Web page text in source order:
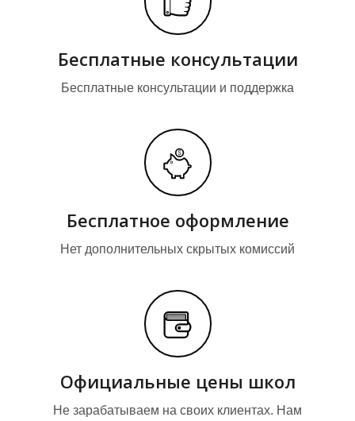
К
К
Бесплатные консультации
Бесплатные консультации и поддержка
Бесплатное оформление
Нет дополнительных скрытых комиссий
Официальные цены школ
Не зарабатываем на своих клиентах. Нам